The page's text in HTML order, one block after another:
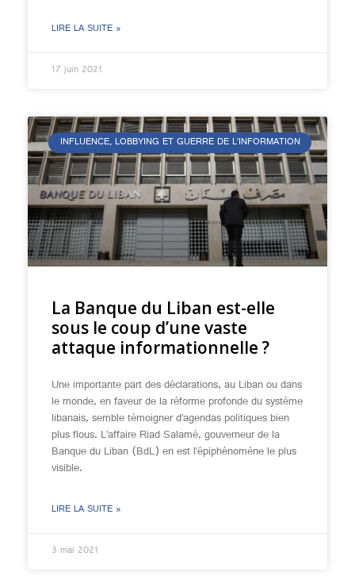
LIRE LA SUITE »
17 juin 2021
INFLUENCE, LOBBYING ET GUERRE DE L’INFORMATION
La Banque du Liban est-elle
sous le coup d’une vaste
attaque informationnelle ?
Une importante part des déclarations, au Liban ou dans
le monde, en faveur de la réforme profonde du système
libanais, semble témoigner d’agendas politiques bien
plus flous. L’affaire Riad Salamé, gouverneur de la
Banque du Liban (BdL) en est l’épiphénomène le plus
visible.
LIRE LA SUITE »
3 mai 2021